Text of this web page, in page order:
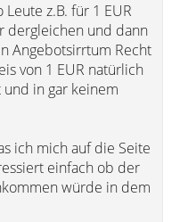
z.B. für 1 EUR
dergleichen und dann
Angebotsirrtum Recht
von 1 EUR natürlich
in gar keinem
ich mich auf die Seite
einfach ob der
würde in dem